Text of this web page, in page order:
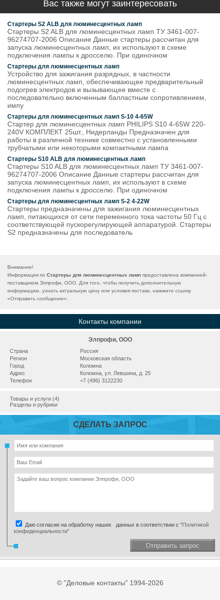
Вас также могут заинтересовать
Стартеры S2 ALB для люминесцентных ламп
Стартеры S2 ALB для люминесцентных ламп ТУ 3461-007-
96274707-2006 Описание Данные стартеры рассчитан для
запуска люминесцентных ламп, их используют в схеме
подключения лампы к дросселю. При одиночном
Стартеры для люминесцентных ламп
Устройство для зажигания разрядных, в частности
люминесцентных ламп, обеспечивающее предварительный
подогрев электродов и вызывающее вместе с
последовательно включенным балластным сопротивлением,
импу
Стартеры для люминесцентных ламп S-10 4-65W
Стартер для люминесцентных ламп PHILIPS S10 4-65W 220-
240V КОМПЛЕКТ 25шт., Нидерланды Предназначен для
работы в различной технике совместно с установленными
трубчатыми или некоторыми компактными лампа
Стартеры S10 ALB для люминесцентных ламп
Стартеры S10 ALB для люминесцентных ламп ТУ 3461-007-
96274707-2006 Описание Данные стартеры рассчитан для
запуска люминесцентных ламп, их используют в схеме
подключения лампы к дросселю. При одиночном
Стартеры для люминесцентных ламп S-2 4-22W
Стартеры предназначены для зажигания люминесцентных
ламп, питающихся от сети переменного тока частоты 50 Гц с
соответствующей пускорегулирующей аппаратурой. Стартеры
S2 предназначены для последователь
Внимание!
Информация по Стартеры для люминесцентных ламп предоставлена компанией-
поставщиком Элпрофи, ООО. Для того, чтобы получить дополнительную
информацию, узнать актуальную цену или условия постаки, нажмите ссылку
«Отправить сообщение».
Контакты компании
Элпрофи, ООО
Страна
Россия
Регион
Московская область
Город
Коломна
Адрес
Коломна, ул. Левшина, д. 25
Телефон
+7 (496) 3122230
Товары и услуги (4)
Разделы и рубрики
СДЕЛАТЬ ЗАПРОС
Даю согласие на обработку наших данных в соответствии с "Политикой
конфиденциальности"
Отправить запрос
© "Деловые контакты" 1994-2026